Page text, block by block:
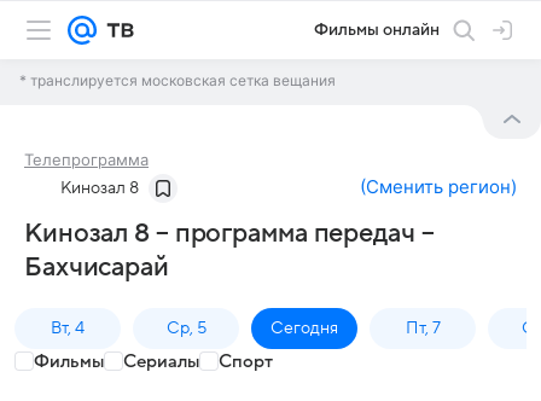
Фильмы онлайн
* транслируется московская сетка вещания
Телепрограмма
Кинозал 8 (Сменить регион)
Кинозал 8 – программа передач –
Бахчисарай
Вт, 4 Ср, 5 Сегодня Пт, 7
Фильмы Сериалы Спорт